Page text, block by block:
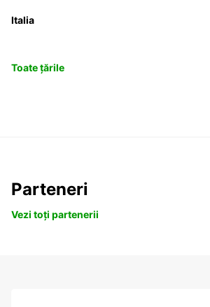
Italia
Toate țările
Parteneri
Vezi toți partenerii